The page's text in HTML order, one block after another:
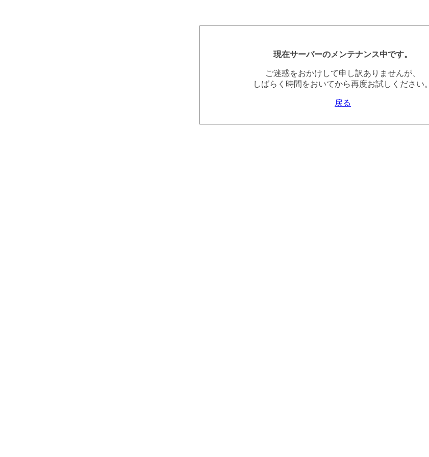
現在サーバーのメンテナンス中です。
ご迷惑をおかけして申し訳ありませんが、
しばらく時間をおいてから再度お試しください。
戻る